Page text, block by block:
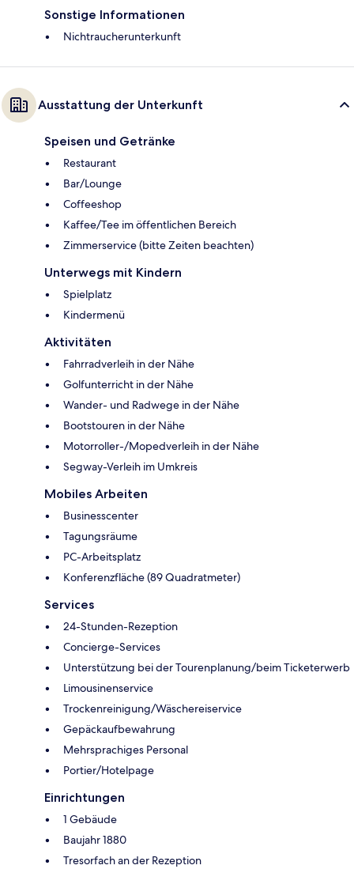
Sonstige Informationen
Nichtraucherunterkunft
Ausstattung der Unterkunft
Speisen und Getränke
Restaurant
Bar/Lounge
Coffeeshop
Kaffee/Tee im öffentlichen Bereich
Zimmerservice (bitte Zeiten beachten)
Unterwegs mit Kindern
Spielplatz
Kindermenü
Aktivitäten
Fahrradverleih in der Nähe
Golfunterricht in der Nähe
Wander- und Radwege in der Nähe
Bootstouren in der Nähe
Motorroller-/Mopedverleih in der Nähe
Segway-Verleih im Umkreis
Mobiles Arbeiten
Businesscenter
Tagungsräume
PC-Arbeitsplatz
Konferenzfläche (89 Quadratmeter)
Services
24-Stunden-Rezeption
Concierge-Services
Unterstützung bei der Tourenplanung/beim Ticketerwerb
Limousinenservice
Trockenreinigung/Wäschereiservice
Gepäckaufbewahrung
Mehrsprachiges Personal
Portier/Hotelpage
Einrichtungen
1 Gebäude
Baujahr 1880
Tresorfach an der Rezeption